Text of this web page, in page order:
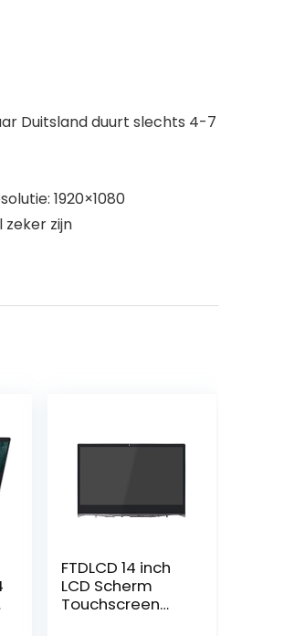
Duitsland duurt slechts 4-7
1920×1080
zijn
FTDLCD 14 inch
LCD Scherm
Touchscreen